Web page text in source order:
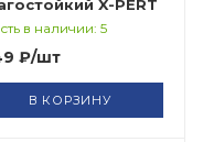
X-PERT
в наличии: 5
₽/шт
В КОРЗИНУ